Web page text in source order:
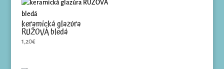
keramická glazúra
RUŽOVÁ bledá
1,20€